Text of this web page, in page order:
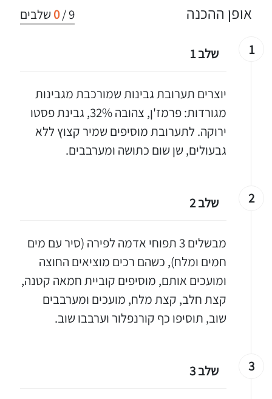
9
/
0 שלבים אופן ההכנה
1 שלב 1
יוצרים תערובת גבינות שמורכבת מגבינות
מגורדות: פרמז'ן, צהובה 32%, גבינת פסטו
ירוקה. לתערובת מוסיפים שמיר קצוץ ללא
גבעולים, שן שום כתושה ומערבבים.
2 שלב 2
מבשלים 3 תפוחי אדמה לפירה (סיר עם מים
חמים ומלח), כשהם רכים מוציאים החוצה
ומועכים אותם, מוסיפים קוביית חמאה קטנה,
קצת חלב, קצת מלח, מועכים ומערבבים
שוב, תוסיפו כף קורנפלור וערבבו שוב.
3 שלב 3